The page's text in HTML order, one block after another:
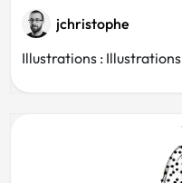
jchristophe
Illustrations :